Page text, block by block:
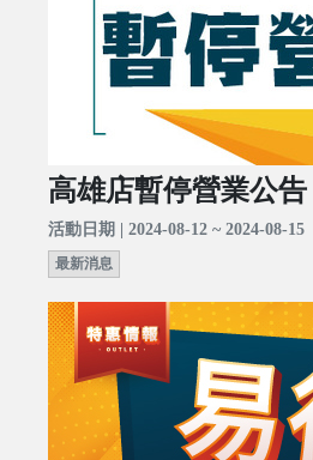
高雄店暫停營業公告
活動日期 | 2024-08-12 ~ 2024-08-15
最新消息